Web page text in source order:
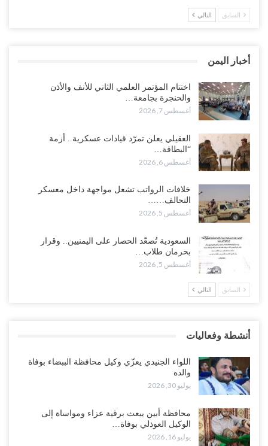
“حضرموت“| في تصعيد غير مسبوق.. انتشار فصيل “مكافحة الإرهاب”
للسعودية بشأن النفط..!
أغسطس 6, 2026
الرئاسي مرحلة التفكك المؤسسي..!
أغسطس 5, 2026
حضرموت على حافة الانفجار.. اشتباكات قبلية مع فصائل سعودية
وتعزيزات عسكرية لحماية ترتيبات تصدير النفط..!
أغسطس 5, 2026
وسط معركة سعودية لإسقاط آخر معاقل الزبيدي.. القبائل تستنفر و”درع
الوطن” تبدأ الانتشار..!
أغسطس 5, 2026
خلافات الرواتب تشعل مواجهة داخل معسكر التحالف… والإصلاح يصعّد
تعميد الشهادات يشعل غضباً واسعاً..!
أغسطس 5, 2026
ملفات المال والنفط..!
أغسطس 5, 2026
السابق التالي
أخبار اليمن
اختتام المؤتمر العلمي الثاني للأنف والأذن
والحنجرة بجامعة…
أغسطس 7, 2026
العقيلي يعلن تمرّد قيادات عسكرية.. أزمة
“البطاقة…
أغسطس 6, 2026
خلافات الرواتب تشعل مواجهة داخل معسكر
التحالف……
أغسطس 5, 2026
السعودية تُصعّد الحصار على اليمنيين.. وقرار
بحرمان طلاب…
أغسطس 5, 2026
السابق التالي
أنشطة وفعاليات
اللواء الجنيدي يعزّي وكيل محافظة الببضاء بوفاة
والده
يوليو 30, 2026
محافظة أبين يبعث برقية عزاء ومواساة إلى
الوكيل العوذلي بوفاة…
يوليو 16, 2026